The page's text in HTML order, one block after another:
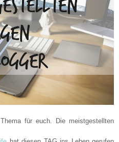
für euch. Die meistgestellten